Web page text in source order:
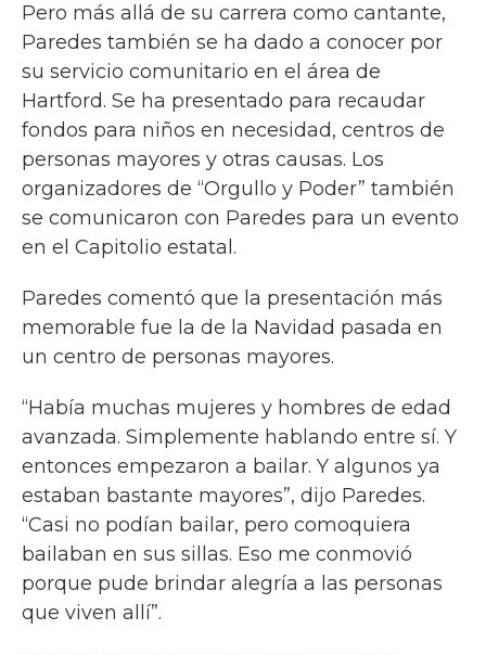
Pero más allá de su carrera como cantante,
Paredes también se ha dado a conocer por
su servicio comunitario en el área de
Hartford. Se ha presentado para recaudar
fondos para niños en necesidad, centros de
personas mayores y otras causas. Los
organizadores de “Orgullo y Poder” también
se comunicaron con Paredes para un evento
en el Capitolio estatal.
Paredes comentó que la presentación más
memorable fue la de la Navidad pasada en
un centro de personas mayores.
“Había muchas mujeres y hombres de edad
avanzada. Simplemente hablando entre sí. Y
entonces empezaron a bailar. Y algunos ya
estaban bastante mayores”, dijo Paredes.
“Casi no podían bailar, pero comoquiera
bailaban en sus sillas. Eso me conmovió
porque pude brindar alegría a las personas
que viven allí”.